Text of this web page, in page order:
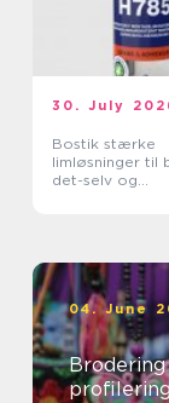
30. July
Bostik stærke
limløsninger til
det-selv og
04. June
Brodering på tøj